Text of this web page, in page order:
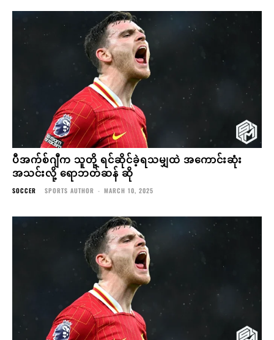
ပီအက်စ်ဂျီက သူတို့ ရင်ဆိုင်ခဲ့ရသမျှထဲ အကောင်းဆုံး
အသင်းလို့ ရောဘတ်ဆန် ဆို
SOCCER SPORTS AUTHOR - MARCH 10, 2025